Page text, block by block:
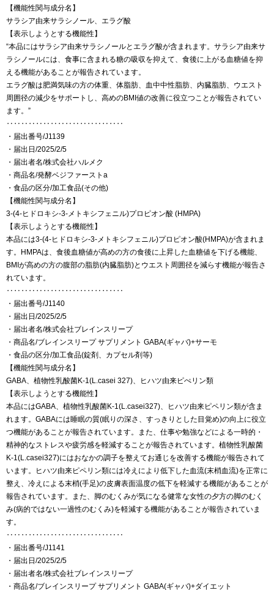
【機能性関与成分名】
サラシア由来サラシノール、エラグ酸
【表示しようとする機能性】
“本品にはサラシア由来サラシノールとエラグ酸が含まれます。サラシア由来サ
ラシノールには、食事に含まれる糖の吸収を抑えて、食後に上がる血糖値を抑
える機能があることが報告されています。
エラグ酸は肥満気味の方の体重、体脂肪、血中中性脂肪、内臓脂肪、ウエスト
周囲径の減少をサポートし、高めのBMI値の改善に役立つことが報告されてい
ます。”
‥‥‥‥‥‥‥‥‥‥‥‥‥‥‥‥
・届出番号/J1139
・届出日/2025/2/5
・届出者名/株式会社ハルメク
・商品名/発酵ベジファーストa
・食品の区分/加工食品(その他)
【機能性関与成分名】
3-(4-ヒドロキシ-3-メトキシフェニル)プロピオン酸 (HMPA)
【表示しようとする機能性】
本品には3-(4-ヒドロキシ-3-メトキシフェニル)プロピオン酸(HMPA)が含まれま
す。HMPAは、食後血糖値が高めの方の食後に上昇した血糖値を下げる機能、
BMIが高めの方の腹部の脂肪(内臓脂肪)とウエスト周囲径を減らす機能が報告さ
れています。
‥‥‥‥‥‥‥‥‥‥‥‥‥‥‥‥
・届出番号/J1140
・届出日/2025/2/5
・届出者名/株式会社ブレインスリープ
・商品名/ブレインスリープ サプリメント GABA(ギャバ)+サーモ
・食品の区分/加工食品(錠剤、カプセル剤等)
【機能性関与成分名】
GABA、植物性乳酸菌K-1(L.casei 327)、ヒハツ由来ピぺリン類
【表示しようとする機能性】
本品にはGABA、植物性乳酸菌K-1(L.casei327)、ヒハツ由来ピペリン類が含ま
れます。GABAには睡眠の質(眠りの深さ、すっきりとした目覚め)の向上に役立
つ機能があることが報告されています。また、仕事や勉強などによる一時的・
精神的なストレスや疲労感を軽減することが報告されています。植物性乳酸菌
K-1(L.casei327)にはおなかの調子を整えてお通じを改善する機能が報告されて
います。ヒハツ由来ピペリン類には冷えにより低下した血流(末梢血流)を正常に
整え、冷えによる末梢(手足)の皮膚表面温度の低下を軽減する機能があることが
報告されています。また、脚のむくみが気になる健常な女性の夕方の脚のむく
み(病的ではない一過性のむくみ)を軽減する機能があることが報告されていま
す。
‥‥‥‥‥‥‥‥‥‥‥‥‥‥‥‥
・届出番号/J1141
・届出日/2025/2/5
・届出者名/株式会社ブレインスリープ
・商品名/ブレインスリープ サプリメント GABA(ギャバ)+ダイエット